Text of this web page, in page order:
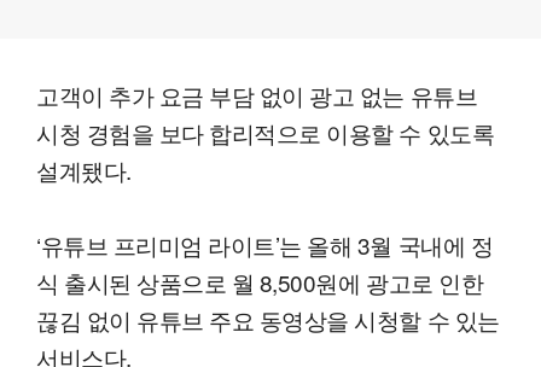
고객이 추가 요금 부담 없이 광고 없는 유튜브
시청 경험을 보다 합리적으로 이용할 수 있도록
설계됐다.
‘유튜브 프리미엄 라이트’는 올해 3월 국내에 정
식 출시된 상품으로 월 8,500원에 광고로 인한
끊김 없이 유튜브 주요 동영상을 시청할 수 있는
서비스다.